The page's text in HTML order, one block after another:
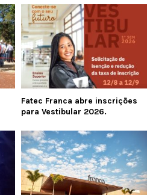
Fatec Franca abre inscrições
para Vestibular 2026.